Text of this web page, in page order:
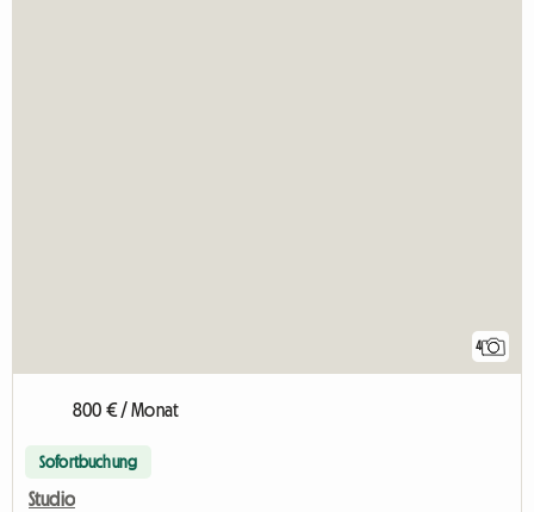
4
800 € / Monat
Sofortbuchung
Studio